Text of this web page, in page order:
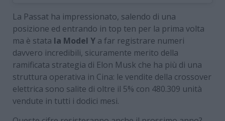
La Passat ha impressionato, salendo di una
posizione ed entrando in top ten per la prima volta
ma è stata la Model Y a far registrare numeri
davvero incredibili, sicuramente merito della
ramificata strategia di Elon Musk che ha più di una
struttura operativa in Cina: le vendite della crossover
elettrica sono salite di oltre il 5% con 480.309 unità
vendute in tutti i dodici mesi.